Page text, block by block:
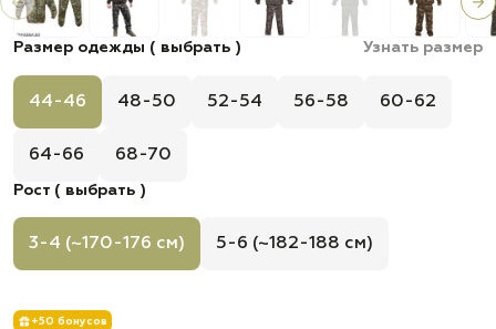
Размер одежды ( выбрать ) Узнать размер
44-46 48-50 52-54 56-58 60-62
64-66 68-70
Рост ( выбрать )
3-4 (~170-176 см) 5-6 (~182-188 см)
+50 бонусов